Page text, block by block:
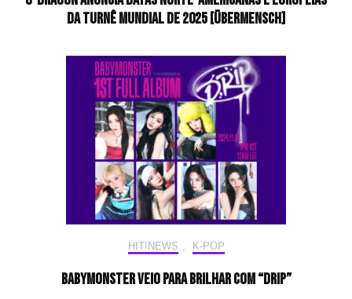
DA TURNÊ MUNDIAL DE 2025 [ÜBERMENSCH]
HIT!NEWS , K-POP
BABYMONSTER veio para brilhar com “Drip”